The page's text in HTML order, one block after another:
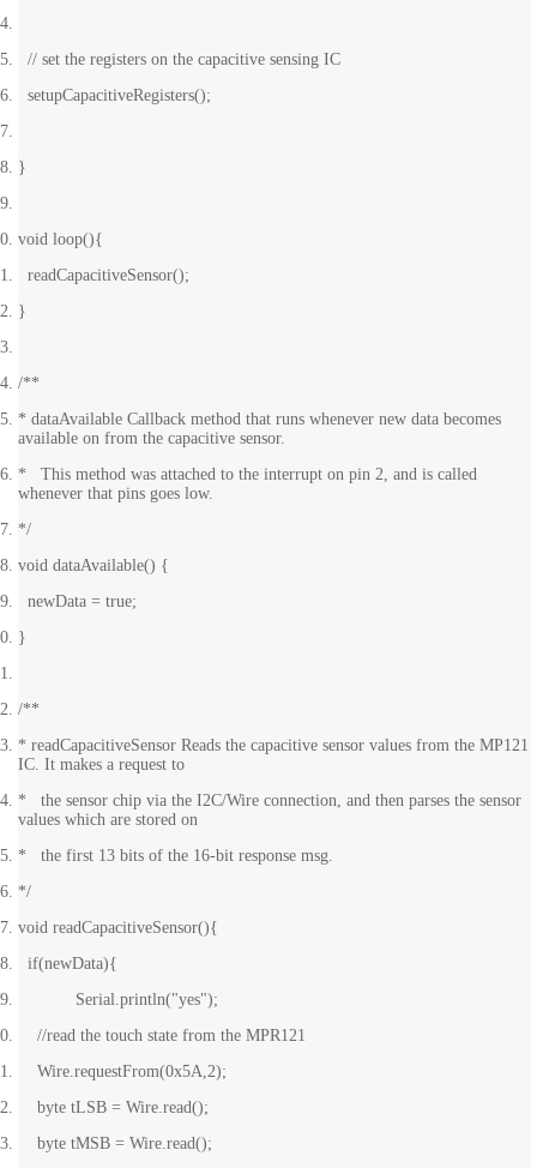
// set the registers on the capacitive sensing IC
setupCapacitiveRegisters();
}
void loop(){
readCapacitiveSensor();
}
/**
* dataAvailable Callback method that runs whenever new data becomes
available on from the capacitive sensor.
* This method was attached to the interrupt on pin 2, and is called
whenever that pins goes low.
*/
void dataAvailable() {
newData = true;
}
/**
* readCapacitiveSensor Reads the capacitive sensor values from the MP121
IC. It makes a request to
* the sensor chip via the I2C/Wire connection, and then parses the sensor
values which are stored on
* the first 13 bits of the 16-bit response msg.
*/
void readCapacitiveSensor(){
if(newData){
Serial.println("yes");
//read the touch state from the MPR121
Wire.requestFrom(0x5A,2);
byte tLSB = Wire.read();
byte tMSB = Wire.read();